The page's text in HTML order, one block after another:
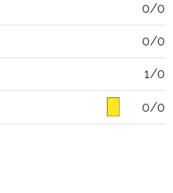
0/0
0/0
1/0
0/0